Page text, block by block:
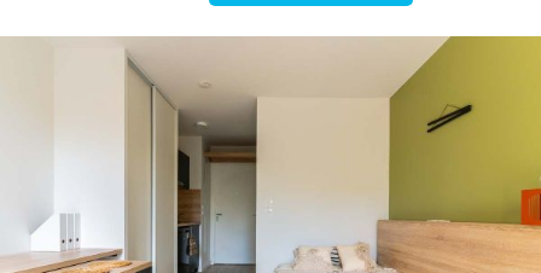
Type de location
Votre date d'entrée